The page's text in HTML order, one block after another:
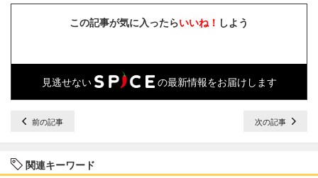
この記事が気に入ったらいいね！ しよう
見逃せない の最新情報をお届けします
前の記事 次の記事
関連キーワード